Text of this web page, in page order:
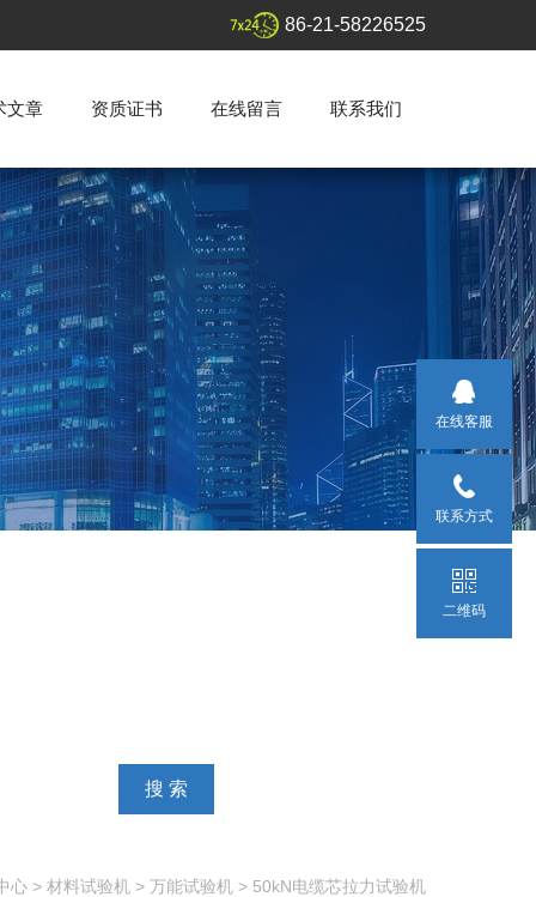
86-21-58226525
文章 资质证书 在线留言 联系我们
心 > 材料试验机 > 万能试验机 > 50kN电缆芯拉力试验机
在线客服
联系方式
二维码